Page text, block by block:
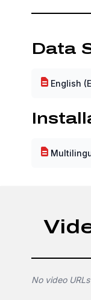
Data
English
No video